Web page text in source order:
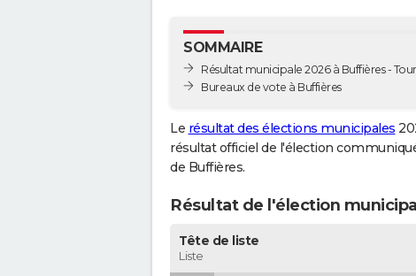
SOMMAIRE
Résultat municipale 2026 à Buffières - Tour
Bureaux de vote à Buffières
Le résultat des élections municipales
résultat officiel de l'élection
de Buffières.
Résultat de l'élection
Tête de liste
Liste